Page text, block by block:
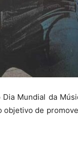
Mundial da
objetivo de